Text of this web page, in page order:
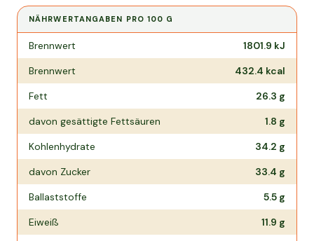
NÄHRWERTANGABEN PRO100 G
Nährwertangaben pro
Brennwert 1801.9 kJ
Brennwert
432.4 kcal
Fett
26.3 g
davon gesättigte Fettsäuren
1.8 g
Kohlenhydrate
34.2 g
davon Zucker
33.4 g
Ballaststoffe
5.5 g
Eiweiß
11.9 g